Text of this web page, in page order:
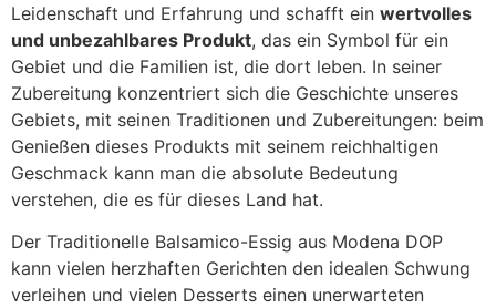
Leidenschaft und Erfahrung und schafft ein wertvolles
und unbezahlbares Produkt, das ein Symbol für ein
Gebiet und die Familien ist, die dort leben. In seiner
Zubereitung konzentriert sich die Geschichte unseres
Gebiets, mit seinen Traditionen und Zubereitungen: beim
Genießen dieses Produkts mit seinem reichhaltigen
Geschmack kann man die absolute Bedeutung
verstehen, die es für dieses Land hat.
Der Traditionelle Balsamico-Essig aus Modena DOP
kann vielen herzhaften Gerichten den idealen Schwung
verleihen und vielen Desserts einen unerwarteten